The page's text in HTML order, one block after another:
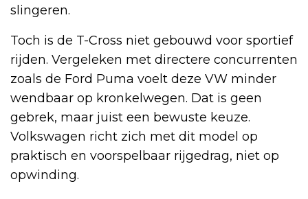
slingeren.
Toch is de T-Cross niet gebouwd voor sportief
rijden. Vergeleken met directere concurrenten
zoals de Ford Puma voelt deze VW minder
wendbaar op kronkelwegen. Dat is geen
gebrek, maar juist een bewuste keuze.
Volkswagen richt zich met dit model op
praktisch en voorspelbaar rijgedrag, niet op
opwinding.